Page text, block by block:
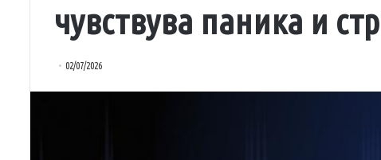
чувствува паника и
02/07/2026